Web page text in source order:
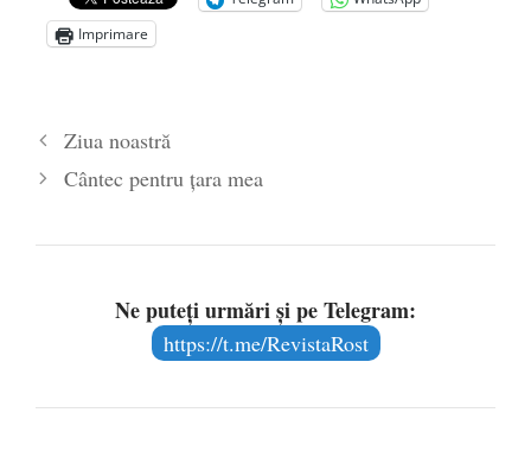
Anarhia din SUA e opera stângii radicale
2 iunie 2020
mai 2020
Imprimare
Ziua noastră
Cântec pentru ţara mea
Ne puteți urmări și pe Telegram:
https://t.me/RevistaRost